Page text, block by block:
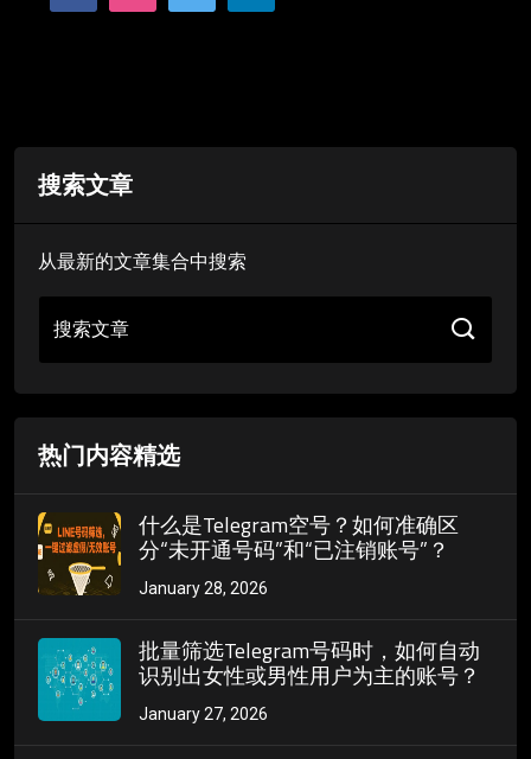
搜索文章
从最新的文章集合中搜索
搜索文章
热门内容精选
什么是Telegram空号？如何准确区
分“未开通号码”和“已注销账号”？
January 28, 2026
批量筛选Telegram号码时，如何自动
识别出女性或男性用户为主的账号？
January 27, 2026